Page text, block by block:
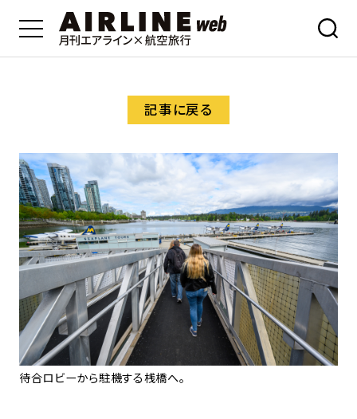
記事に戻る
待合ロビーから駐機する桟橋へ。